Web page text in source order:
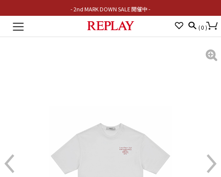
- 2nd MARK DOWN SALE 開催中 -
Toggle
( 0 )